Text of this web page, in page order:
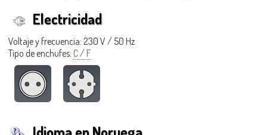
Electricidad
Voltaje y frecuencia: 230 V / 50 Hz
Tipo de enchufes: C / F